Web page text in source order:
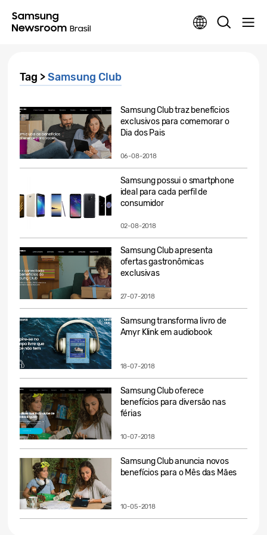
Tag >Samsung Club
Samsung Club traz benefícios
exclusivos para comemorar o
Dia dos Pais
06-08-2018
Samsung possui o smartphone
ideal para cada perfil de
consumidor
02-08-2018
Samsung Club apresenta
ofertas gastronômicas
exclusivas
27-07-2018
Samsung transforma livro de
Amyr Klink em audiobook
18-07-2018
Samsung Club oferece
benefícios para diversão nas
férias
10-07-2018
Samsung Club anuncia novos
benefícios para o Mês das Mães
10-05-2018